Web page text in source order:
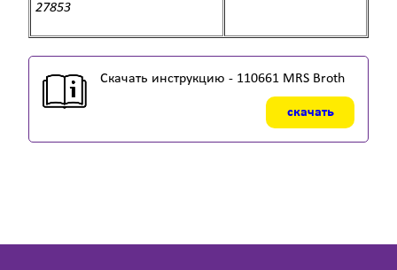
27853
Скачать инструкцию - 110661 MRS Broth
скачать